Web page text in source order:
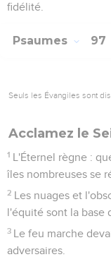
fidélité.
Psaumes 97
Seuls les Évangiles sont
Acclamez le
1 L'Éternel règne :
îles nombreuses se
2 Les nuages et
l'équité sont la base
3 Le feu marche
adversaires.